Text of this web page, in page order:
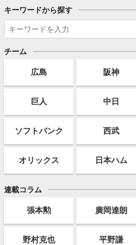
キーワードから探す
チーム
広島 阪神
巨人 中日
ソフトバンク 西武
オリックス 日本ハム
連載コラム
張本勲 廣岡達朗
野村克也 平野謙